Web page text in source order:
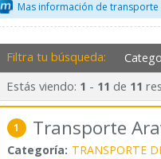
Mas información de
Filtra tu búsqueda:
Estás viendo: 1 - 11 de 11
1 Transporte
Categoría: TRANSPORTE